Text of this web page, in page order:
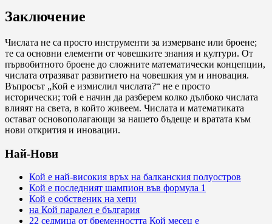
Заключение
Числата не са просто инструменти за измерване или броене;
те са основни елементи от човешките знания и култури. От
първобитното броене до сложните математически концепции,
числата отразяват развитието на човешкия ум и иновация.
Въпросът „Кой е измислил числата?“ не е просто
исторически; той е начин да разберем колко дълбоко числата
влияят на света, в който живеем. Числата и математиката
остават основополагающи за нашето бъдеще и вратата към
нови открития и иновации.
Най-Нови
Кой е най-високия връх на балканския полуостров
Кой е последният шампион във формула 1
Кой е собственик на хепи
на Кой паралел е българия
22 седмица от бременността Кой месец е